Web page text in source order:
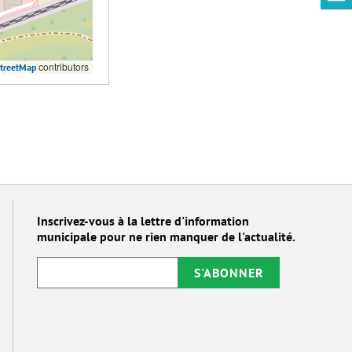
contributors
Inscrivez-vous à la lettre d'information
municipale pour ne rien manquer de l'actualité.
S'ABONNER